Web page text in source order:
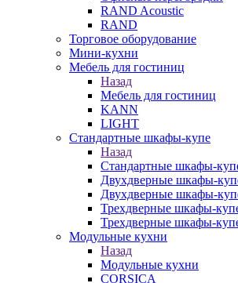
RAND Acoustic
RAND
Торговое оборудование
Мини-кухни
Мебель для гостиниц
Назад
Мебель для гостиниц
KANN
LIGHT
Стандартные шкафы-купе
Назад
Стандартные шкафы-
Двухдверные шкафы-
Двухдверные шкафы-
Трехдверные шкафы-
Трехдверные шкафы-
Модульные кухни
Назад
Модульные кухни
CORSICA